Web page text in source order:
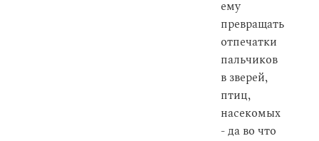
ему
превращать
отпечатки
пальчиков
в зверей,
птиц,
насекомых
- да во что